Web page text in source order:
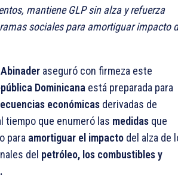
mantiene GLP sin alza y refuerza
sociales para amortiguar impacto
aseguró con firmeza este
Dominicana está preparada para
económicas derivadas de
tiempo que enumeró las medidas que
para amortiguar el impacto del alza de
del petróleo, los combustibles y